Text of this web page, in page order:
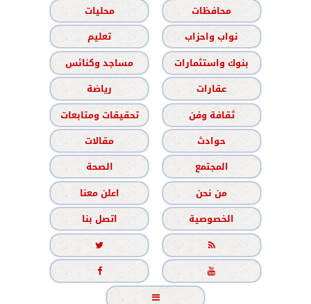
محافظات
محليات
نواب واحزاب
تعليم
بنوك واستثمارات
مساجد وكنائس
عقارات
رياضة
ثقافة وفن
تحقيقات ومتابعات
حوادث
مقالات
المجتمع
الصحة
من نحن
اعلن معنا
الخصوصية
اتصل بنا




